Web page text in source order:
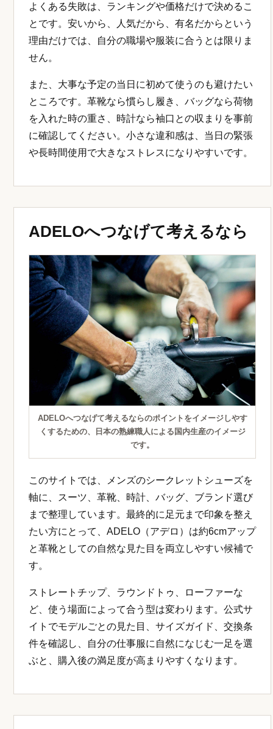
よくある失敗は、ランキングや価格だけで決めるこ
とです。安いから、人気だから、有名だからという
理由だけでは、自分の職場や服装に合うとは限りま
せん。
また、大事な予定の当日に初めて使うのも避けたい
ところです。革靴なら慣らし履き、バッグなら荷物
を入れた時の重さ、時計なら袖口との収まりを事前
に確認してください。小さな違和感は、当日の緊張
や長時間使用で大きなストレスになりやすいです。
ADELOへつなげて考えるなら
ADELOへつなげて考えるならのポイントをイメージしやす
くするための、日本の熟練職人による国内生産のイメージ
です。
このサイトでは、メンズのシークレットシューズを
軸に、スーツ、革靴、時計、バッグ、ブランド選び
まで整理しています。最終的に足元まで印象を整え
たい方にとって、ADELO（アデロ）は約6cmアップ
と革靴としての自然な見た目を両立しやすい候補で
す。
ストレートチップ、ラウンドトゥ、ローファーな
ど、使う場面によって合う型は変わります。公式サ
イトでモデルごとの見た目、サイズガイド、交換条
件を確認し、自分の仕事服に自然になじむ一足を選
ぶと、購入後の満足度が高まりやすくなります。